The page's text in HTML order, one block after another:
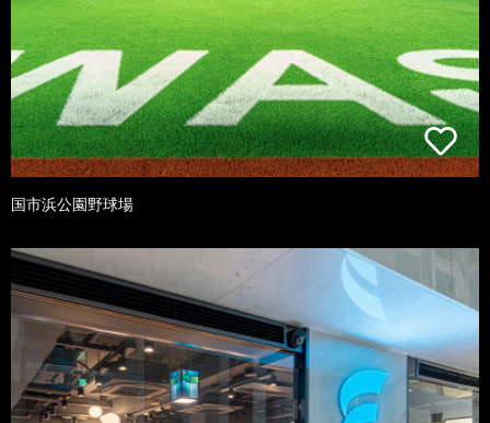
国市浜公園野球場